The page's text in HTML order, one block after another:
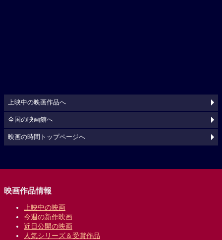
上映中の映画作品へ
全国の映画館へ
映画の時間トップページへ
映画作品情報
上映中の映画
今週の新作映画
近日公開の映画
人気シリーズ＆受賞作品